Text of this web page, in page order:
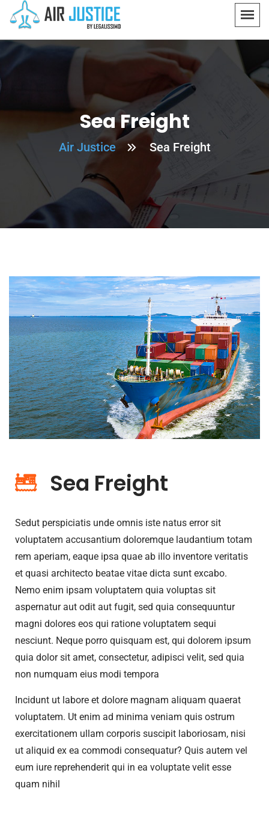
Sea Freight
Air Justice Sea Freight
Sea Freight
Sedut perspiciatis unde omnis iste natus error sit
voluptatem accusantium doloremque laudantium totam
rem aperiam, eaque ipsa quae ab illo inventore veritatis
et quasi architecto beatae vitae dicta sunt excabo.
Nemo enim ipsam voluptatem quia voluptas sit
aspernatur aut odit aut fugit, sed quia consequuntur
magni dolores eos qui ratione voluptatem sequi
nesciunt. Neque porro quisquam est, qui dolorem ipsum
quia dolor sit amet, consectetur, adipisci velit, sed quia
non numquam eius modi tempora
Incidunt ut labore et dolore magnam aliquam quaerat
voluptatem. Ut enim ad minima veniam quis ostrum
exercitationem ullam corporis suscipit laboriosam, nisi
ut aliquid ex ea commodi consequatur? Quis autem vel
eum iure reprehenderit qui in ea voluptate velit esse
quam nihil